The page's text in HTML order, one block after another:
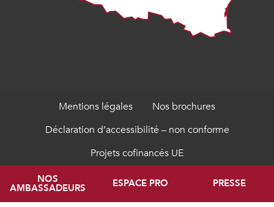
Mentions légales
Nos brochures
Déclaration d’accessibilité – non conforme
Projets cofinancés UE
NOS
AMBASSADEURS ESPACE PRO PRESSE